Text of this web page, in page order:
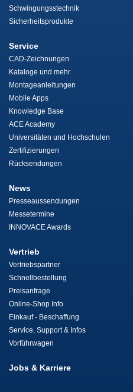
Schwingungsstechnik
Sicherheitsprodukte
Service
CAD-Zeichnungen
Kataloge und mehr
Montageanleitungen
Mobile Apps
Knowledge Base
ACE Academy
Universitäten und Hochschulen
Zertifizierungen
Rücksendungen
News
Presseaussendungen
Messetermine
INNOVACE Awards
Vertrieb
Vertriebspartner
Schnellbestellung
Preisanfrage
Online-Shop Info
Einkauf - Beschaffung
Service, Support & Infos
Vorführwagen
Jobs & Karriere